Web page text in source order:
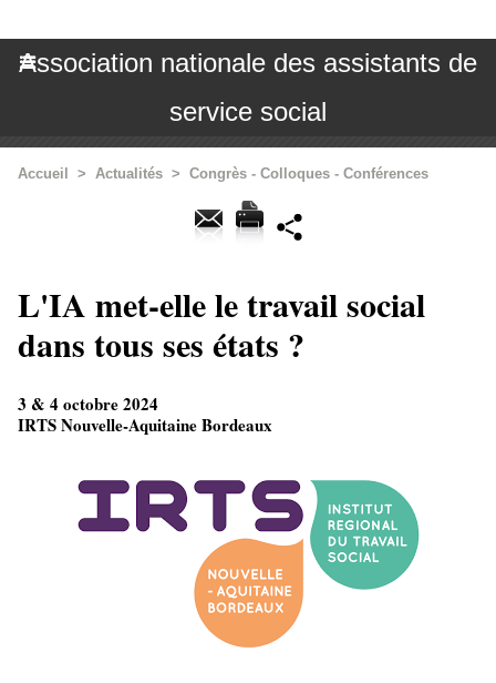
Association nationale des assistants de
service social
Accueil > Actualités > Congrès - Colloques - Conférences
L'IA met-elle le travail social
dans tous ses états ?
3 & 4 octobre 2024
IRTS Nouvelle-Aquitaine Bordeaux